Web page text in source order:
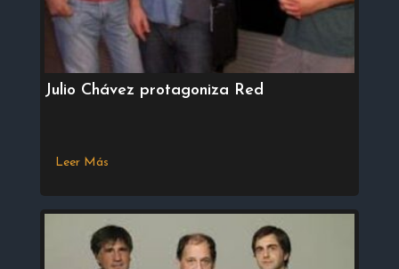
Julio Chávez protagoniza Red
Leer Más